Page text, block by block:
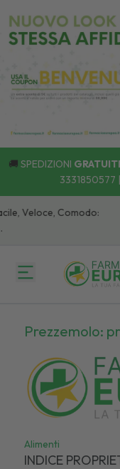
🚚 SPEDIZIONI
3331850577 |
Veloce, Comodo:
Prezzemolo:
Alimenti
INDICE